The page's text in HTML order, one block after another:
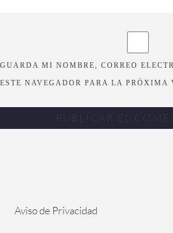
GUARDA MI NOMBRE, CORREO
ESTE NAVEGADOR PARA LA PRÓXIMA
Aviso de Privacidad